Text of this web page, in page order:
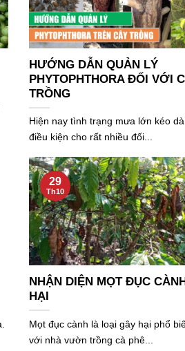
HƯỚNG DẪN QUẢN LÝ
PHYTOPHTHORA ĐỐI VỚI
TRỒNG
Hiện nay tình trạng mưa lớn kéo
điều kiện cho rất nhiều đối...
NHẬN DIỆN MỌT ĐỤC
HẠI
Mọt đục cành là loại gây hại phổ
với nhà vườn trồng cà phê...
29
Th10